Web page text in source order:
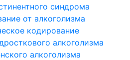
синдрома
от алкоголизма
кодирование
алкоголизма
алкоголизма